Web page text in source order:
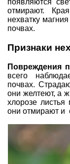
появляются
отмирают.
нехватку
почвах.
Признаки
Повреждения
всего
почвах.
они желтеют, а
хлорозе листья
они отмирают и